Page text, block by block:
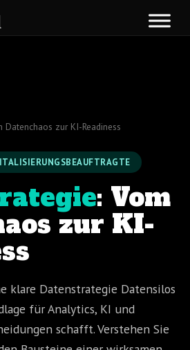
Datenchaos zur KI-Readiness
: Vom
zur KI-
klare Datenstrategie Datensilos
für Analytics, KI und
schafft. Verstehen Sie